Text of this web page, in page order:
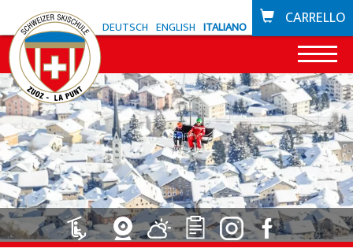
DEUTSCH ENGLISH ITALIANO CARRELLO
News
Offerta Zuoz
Snowli Kids Village
Lezioni di sci per bambini
Offerta La Punt
Snowli Kids Village
Scuola di bike